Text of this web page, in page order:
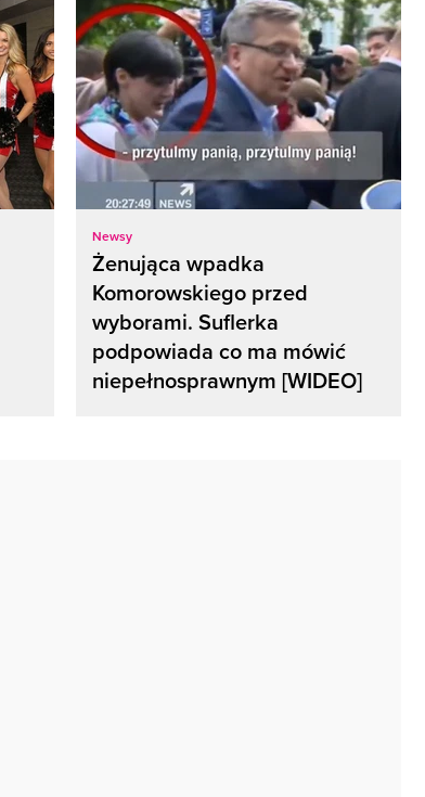
Newsy
Żenująca wpadka
Komorowskiego przed
wyborami. Suflerka
podpowiada co ma mówić
niepełnosprawnym [WIDEO]